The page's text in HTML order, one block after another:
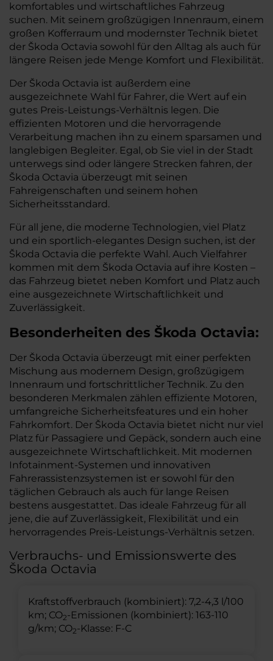
komfortables und wirtschaftliches Fahrzeug
suchen. Mit seinem großzügigen Innenraum, einem
großen Kofferraum und modernster Technik bietet
der Škoda Octavia sowohl für den Alltag als auch für
längere Reisen jede Menge Komfort und Flexibilität.
Der Škoda Octavia ist außerdem eine
ausgezeichnete Wahl für Fahrer, die Wert auf ein
gutes Preis-Leistungs-Verhältnis legen. Die
effizienten Motoren und die hervorragende
Verarbeitung machen ihn zu einem sparsamen und
langlebigen Begleiter. Egal, ob Sie viel in der Stadt
unterwegs sind oder längere Strecken fahren, der
Škoda Octavia überzeugt mit seinen
Fahreigenschaften und seinem hohen
Sicherheitsstandard.
Für all jene, die moderne Technologien, viel Platz
und ein sportlich-elegantes Design suchen, ist der
Škoda Octavia die perfekte Wahl. Auch Vielfahrer
kommen mit dem Škoda Octavia auf ihre Kosten –
das Fahrzeug bietet neben Komfort und Platz auch
eine ausgezeichnete Wirtschaftlichkeit und
Zuverlässigkeit.
Besonderheiten des Škoda Octavia:
Der Škoda Octavia überzeugt mit einer perfekten
Mischung aus modernem Design, großzügigem
Innenraum und fortschrittlicher Technik. Zu den
besonderen Merkmalen zählen effiziente Motoren,
umfangreiche Sicherheitsfeatures und ein hoher
Fahrkomfort. Der Škoda Octavia bietet nicht nur viel
Platz für Passagiere und Gepäck, sondern auch eine
ausgezeichnete Wirtschaftlichkeit. Mit modernen
Infotainment-Systemen und innovativen
Fahrerassistenzsystemen ist er sowohl für den
täglichen Gebrauch als auch für lange Reisen
bestens ausgestattet. Das ideale Fahrzeug für all
jene, die auf Zuverlässigkeit, Flexibilität und ein
hervorragendes Preis-Leistungs-Verhältnis setzen.
Verbrauchs- und Emissionswerte des
Škoda Octavia
Kraftstoffverbrauch (kombiniert): 7,2-4,3 l/100
km; CO2-Emissionen (kombiniert): 163-110
g/km; CO2-Klasse: F-C